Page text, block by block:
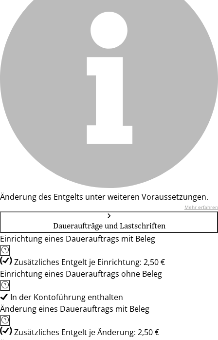
Änderung des Entgelts unter weiteren Voraussetzungen.
Mehr erfahren
Daueraufträge und Lastschriften
Einrichtung eines Dauerauftrags mit Beleg
Zusätzliches Entgelt je Einrichtung: 2,50 €
Einrichtung eines Dauerauftrags ohne Beleg
In der Kontoführung enthalten
Änderung eines Dauerauftrags mit Beleg
Zusätzliches Entgelt je Änderung: 2,50 €